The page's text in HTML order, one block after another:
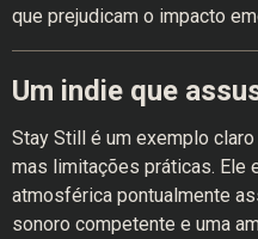
que prejudicam o impacto
Um indie que
Stay Still é um exemplo
mas limitações práticas. Ele
atmosférica pontualmente
sonoro competente e uma